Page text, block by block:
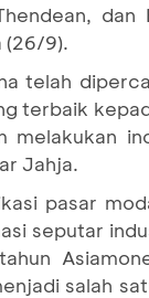
dan
(26/9).
telah
terbaik
Jahja.
pasar
seputar
salah